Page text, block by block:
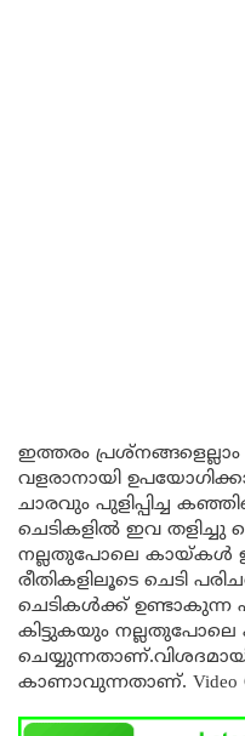
ഇത്തരം പ്രശ്നങ്ങളെല്ലാം
വളരാനായി
ചാരവും പുളിപ്പിച്ച
ചെടികളിൽ ഇവ
നല്ലതുപോലെ കായ്കൾ
രീതികളിലൂടെ ചെടി
ചെടികൾക്ക് ഉണ്ടാകുന്ന
കിട്ടുകയും
കാണാവുന്നതാണ്. Video